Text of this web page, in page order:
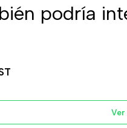
podría